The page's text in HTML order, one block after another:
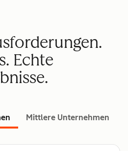
Echte
Mittlere Unternehmen